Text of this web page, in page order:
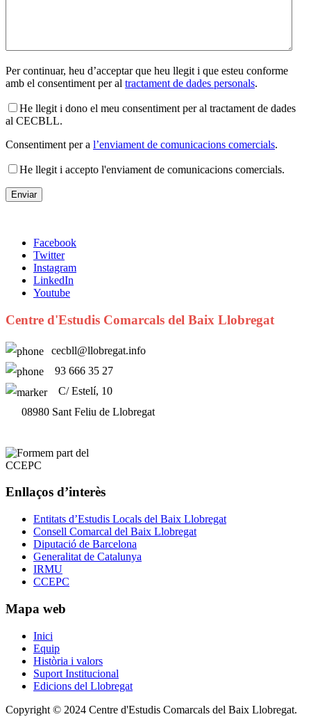
Per continuar, heu d’acceptar que heu llegit i que esteu conforme
amb el consentiment per al tractament de dades personals.
He llegit i dono el meu consentiment per al tractament de dades
al CECBLL.
Consentiment per a l’enviament de comunicacions comercials.
He llegit i accepto l'enviament de comunicacions comercials.
Facebook
Twitter
Instagram
LinkedIn
Youtube
Centre d'Estudis Comarcals del Baix Llobregat
cecbll@llobregat.info
93 666 35 27
C/ Estelí, 10
08980 Sant Feliu de Llobregat
Enllaços d’interès
Entitats d’Estudis Locals del Baix Llobregat
Consell Comarcal del Baix Llobregat
Diputació de Barcelona
Generalitat de Catalunya
IRMU
CCEPC
Mapa web
Inici
Equip
Història i valors
Suport Institucional
Edicions del Llobregat
Copyright © 2024 Centre d'Estudis Comarcals del Baix Llobregat.